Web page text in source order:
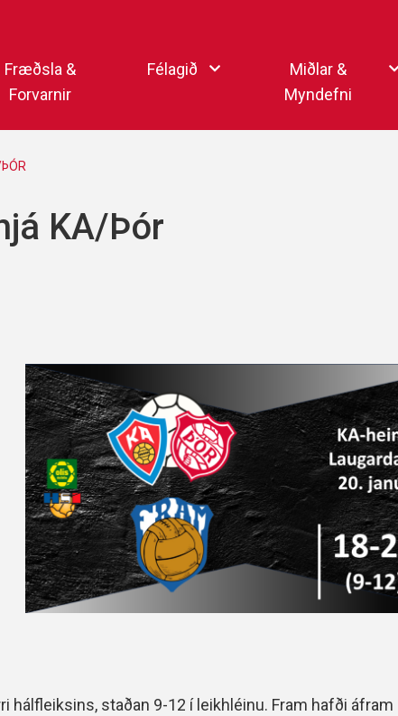
Fræðsla &
Forvarnir
Félagið
Getraunaþjónusta Þórs
Þórssvæðið
Lög Þórs
Fyrirmyndarfélag ÍSÍ
Handbók aðalstjórnar Þórs
Ársskýrslur
Miðlar &
Myndefni
KA/Þór
hálfleiksins, staðan 9-12 í leikhléinu. Fram hafði áfram